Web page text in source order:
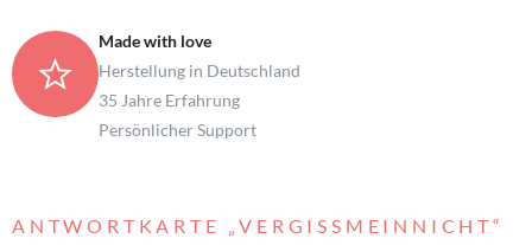
Made with love
Herstellung in Deutschland
35 Jahre Erfahrung
Persönlicher Support
ANTWORTKARTE „VERGISSMEINNICHT“